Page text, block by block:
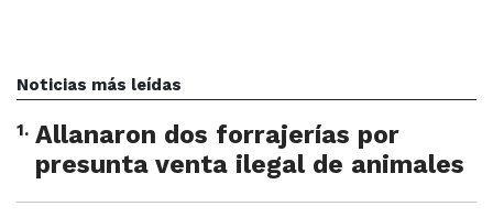
Noticias más leídas
1. Allanaron dos forrajerías por
presunta venta ilegal de animales